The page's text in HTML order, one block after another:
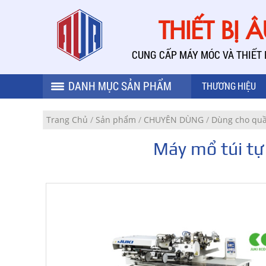
THIẾT BỊ
CUNG CẤP MÁY MÓC VÀ
DANH MỤC SẢN PHẨM THƯƠNG HIỆU
Trang Chủ / Sản phẩm / CHUYÊN DÙNG / Dùng cho
Máy mổ túi